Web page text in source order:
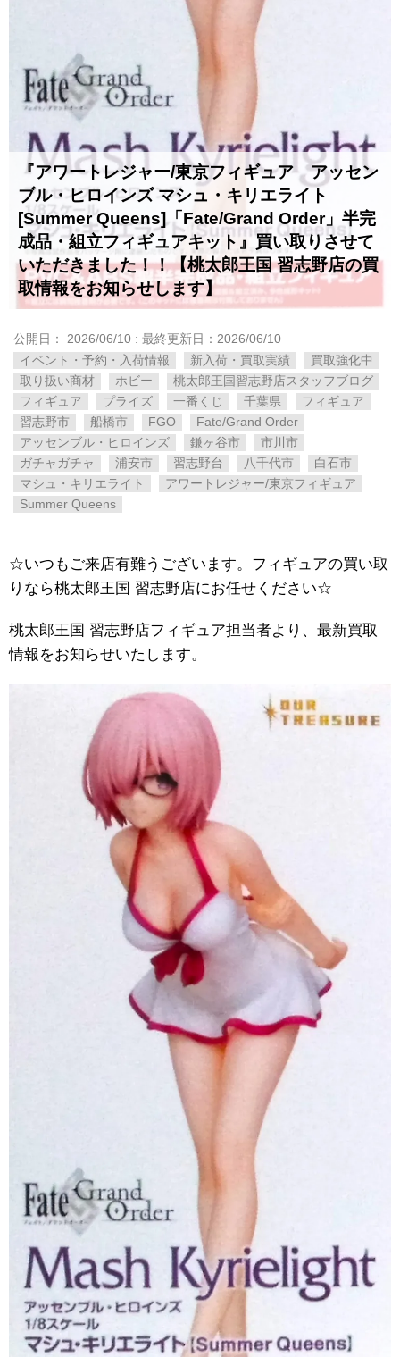
『アワートレジャー/東京フィギュア アッセン
ブル・ヒロインズ マシュ・キリエライト
[Summer Queens]「Fate/Grand Order」半完
成品・組立フィギュアキット』買い取りさせて
いただきました！！【桃太郎王国 習志野店の買
取情報をお知らせします】
公開日： 2026/06/10 : 最終更新日：2026/06/10
イベント・予約・入荷情報
新入荷・買取実績
買取強化中
取り扱い商材
ホビー
桃太郎王国習志野店スタッフブログ
フィギュア
プライズ 一番くじ 千葉県
フィギュア
習志野市
船橋市 FGO
Fate/Grand Order
アッセンブル・ヒロインズ
鎌ヶ谷市
市川市
ガチャガチャ
浦安市 習志野台 八千代市
白石市
マシュ・キリエライト
アワートレジャー/東京フィギュア
Summer Queens
☆いつもご来店有難うございます。フィギュアの買い取
りなら桃太郎王国 習志野店にお任せください☆
桃太郎王国 習志野店フィギュア担当者より、最新買取
情報をお知らせいたします。